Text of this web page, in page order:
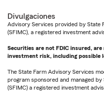
Divulgaciones
Advisory Services provided by State
(SFIMC), a registered investment
Securities are not FDIC insured,
investment risk, including possible
The State Farm Advisory Services
program sponsored and managed by
(SFIMC) a registered investment